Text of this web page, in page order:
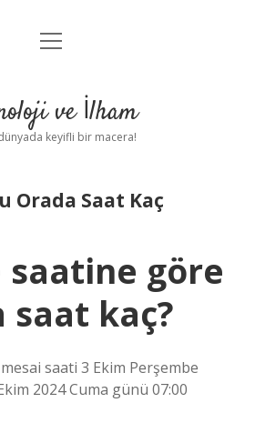
Anasayfa
Yasal Uyarı
menüyü
ve İlham
keyifli bir macera!
Orada Saat Kaç
göre
saat kaç?
saati 3 Ekim Perşembe
2024 Cuma günü 07:00